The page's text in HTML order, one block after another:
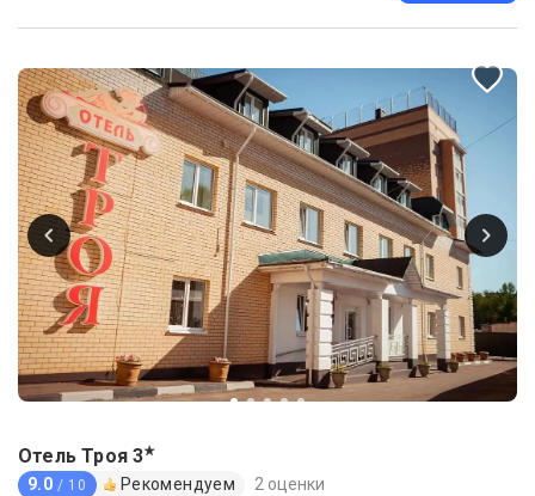
Отель Троя 3★
9.0 / 10 Рекомендуем 2 оценки